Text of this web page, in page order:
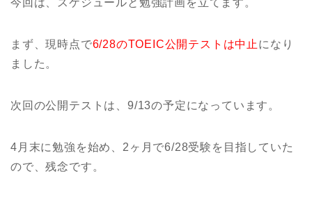
まず、現時点で6/28のTOEIC公開テストは中止 になり
ました。
次回の公開テストは、9/13の予定になっています。
4月末に勉強を始め、2ヶ月で6/28受験を目指していた
ので、残念です。